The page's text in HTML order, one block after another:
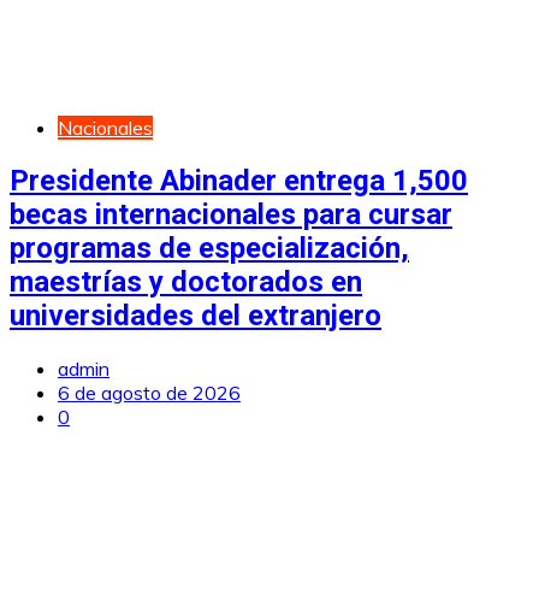
Nacionales
Presidente Abinader entrega 1,500
becas internacionales para cursar
programas de especialización,
maestrías y doctorados en
universidades del extranjero
admin
6 de agosto de 2026
0